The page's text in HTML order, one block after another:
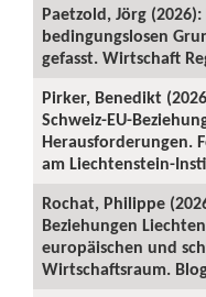
Paetzold, Jörg
bedingungslosen
gefasst. Wirtschaft
Pirker, Benedikt
Schweiz-EU-
Herausforderungen.
am Liechtenstein-
Rochat, Philippe
Beziehungen
europäischen und
Wirtschaftsraum.